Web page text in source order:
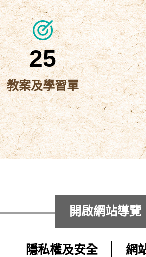
25
教案及學習單
開啟網站導覽
隱私權及安全
網